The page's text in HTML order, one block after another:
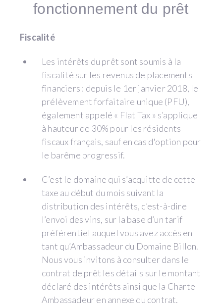
fonctionnement du prêt
Fiscalité
Les intérêts du prêt sont soumis à la
fiscalité sur les revenus de placements
financiers : depuis le 1er janvier 2018, le
prélèvement forfaitaire unique (PFU),
également appelé « Flat Tax » s’applique
à hauteur de 30% pour les résidents
fiscaux français, sauf en cas d'option pour
le barême progressif.
C’est le domaine qui s’acquitte de cette
taxe au début du mois suivant la
distribution des intérêts, c’est-à-dire
l’envoi des vins, sur la base d’un tarif
préférentiel auquel vous avez accès en
tant qu’Ambassadeur du Domaine Billon.
Nous vous invitons à consulter dans le
contrat de prêt les détails sur le montant
déclaré des intérêts ainsi que la Charte
Ambassadeur en annexe du contrat.